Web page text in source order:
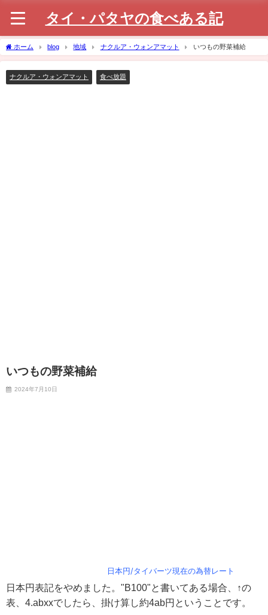
タイ・パタヤの食べある記
ホーム blog 地域 ナクルア・ウォンアマット いつもの野菜補給
ナクルア・ウォンアマット 食べ放題
いつもの野菜補給
2024年7月10日
日本円/タイバーツ現在の為替レート
日本円表記をやめました。"B100"と書いてある場合、↑の
表、4.abxxでしたら、掛け算し約4ab円ということです。